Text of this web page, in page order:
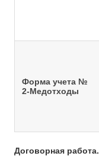
Форма учета №
2-Медотходы
Договорная работа.